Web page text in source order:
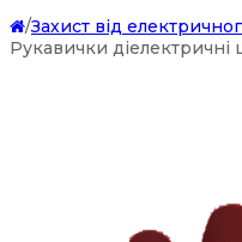
/Захист від
Рукавички діелектричні